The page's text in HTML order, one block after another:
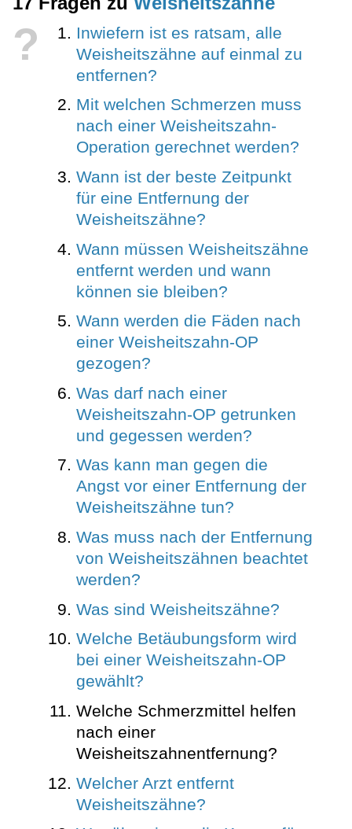
?
Inwiefern ist es ratsam, alle
Weisheitszähne auf einmal zu
entfernen?
Mit welchen Schmerzen muss
nach einer Weisheitszahn-
Operation gerechnet werden?
Wann ist der beste Zeitpunkt
für eine Entfernung der
Weisheitszähne?
Wann müssen Weisheitszähne
entfernt werden und wann
können sie bleiben?
Wann werden die Fäden nach
einer Weisheitszahn-OP
gezogen?
Was darf nach einer
Weisheitszahn-OP getrunken
und gegessen werden?
Was kann man gegen die
Angst vor einer Entfernung der
Weisheitszähne tun?
Was muss nach der Entfernung
von Weisheitszähnen beachtet
werden?
Was sind Weisheitszähne?
Welche Betäubungsform wird
bei einer Weisheitszahn-OP
gewählt?
Welche Schmerzmittel helfen
nach einer
Weisheitszahnentfernung?
Welcher Arzt entfernt
Weisheitszähne?